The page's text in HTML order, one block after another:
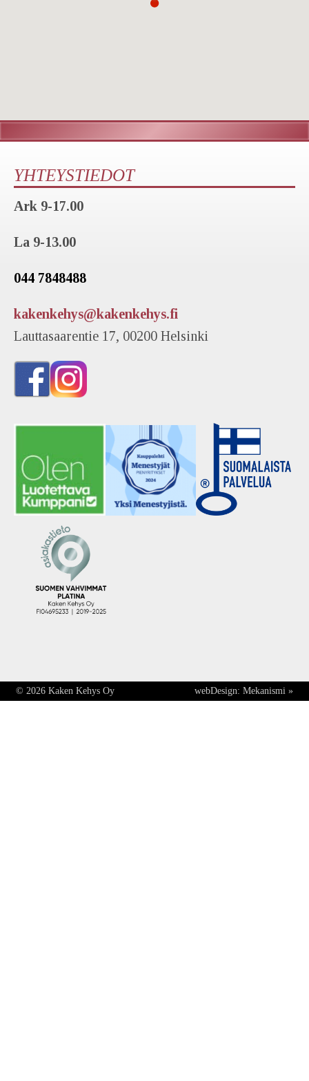
YHTEYSTIEDOT
Ark 9-17.00
La 9-13.00
044 7848488
kakenkehys@kakenkehys.fi
Lauttasaarentie 17, 00200 Helsinki
© 2026 Kaken Kehys Oy webDesign:Mekanismi »